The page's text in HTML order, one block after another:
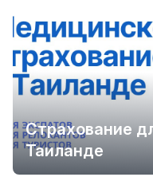
Страхование
Таиланде